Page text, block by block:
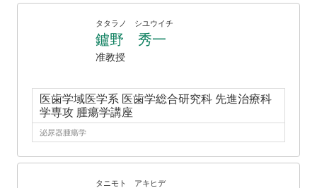
タタラノ シユウイチ
鑪野 秀一
准教授
医歯学域医学系 医歯学総合研究科 先進治療科
学専攻 腫瘍学講座
泌尿器腫瘍学
タニモト アキヒデ